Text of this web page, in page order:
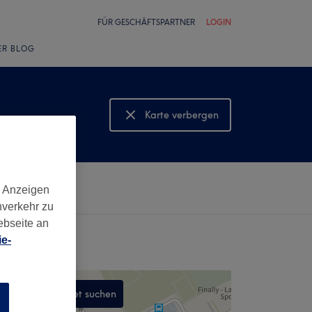
FÜR GESCHÄFTSPARTNER LOGIN
BLOG
Karte verbergen
Karte anzeigen
In diesem Gebiet suchen
zu
an